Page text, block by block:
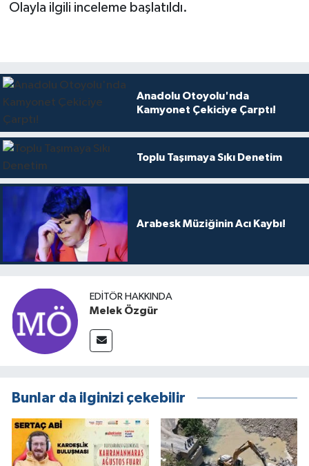
Olayla ilgili inceleme başlatıldı.
Anadolu Otoyolu'nda
Kamyonet Çekiciye Çarptı!
Toplu Taşımaya Sıkı Denetim
Arabesk Müziğinin Acı Kaybı!
EDITÖR HAKKINDA
Melek Özgür
Bunlar da ilginizi çekebilir